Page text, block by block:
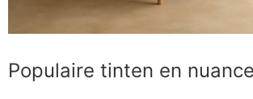
Populaire tinten en